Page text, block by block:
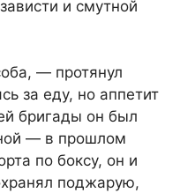
и смутной
— протянул
за еду, но аппетит
бригады он был
— в прошлом
по боксу, он и
поджарую,